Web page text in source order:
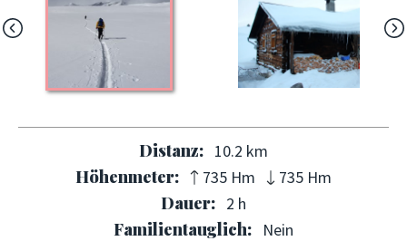
Distanz: 10.2 km
Höhenmeter: 735 Hm 735 Hm
Dauer: 2 h
Familientauglich: Nein